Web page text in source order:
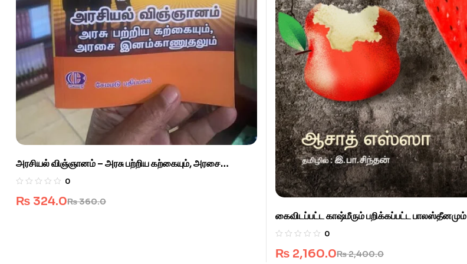
அரசியல் விஞ்ஞானம் – அரசு பற்றிய கற்கையும், அரசை
இனம்காணுதலும்.
0
₨360.0
₨ 324.0
கைவிடப்பட்ட காஷ்மீரும் பறிக்கப்பட்ட பாலஸ்தீனமும்
0
₨2,400.0
₨ 2,160.0